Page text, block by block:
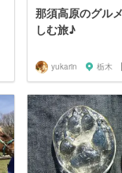
那須高原のグル
しむ旅♪
yukarin 栃木